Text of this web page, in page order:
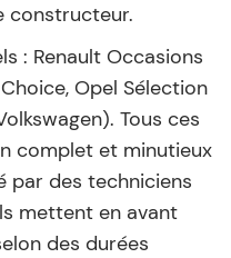
constructeur.
: Renault Occasions
Opel Sélection
Tous ces
complet et minutieux
par des techniciens
mettent en avant
des durées